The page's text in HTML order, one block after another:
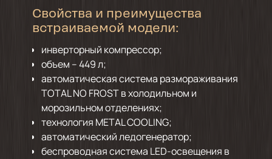
Свойства и преимущества
встраиваемой модели:
инверторный компрессор;
объем – 449 л;
автоматическая система размораживания
TOTAL NO FROST в холодильном и
морозильном отделениях;
технология METAL COOLING;
автоматический ледогенератор;
беспроводная система LED-освещения в